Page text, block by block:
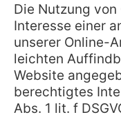
Die Nutzung
Interesse einer
unserer Online-
leichten
Website
berechtigtes
Abs. 1 lit. f